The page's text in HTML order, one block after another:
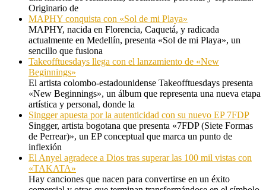
Originario de
MAPHY conquista con «Sol de mi Playa»
MAPHY, nacida en Florencia, Caquetá, y radicada
actualmente en Medellín, presenta «Sol de mi Playa», un
sencillo que fusiona
Takeofftuesdays llega con el lanzamiento de «New
Beginnings»
El artista colombo-estadounidense Takeofftuesdays presenta
«New Beginnings», un álbum que representa una nueva etapa
artística y personal, donde la
Singger apuesta por la autenticidad con su nuevo EP 7FDP
Singger, artista bogotana que presenta «7FDP (Siete Formas
de Perrear)», un EP conceptual que marca un punto de
inflexión
El Anyel agradece a Dios tras superar las 100 mil vistas con
«TAKATA»
Hay canciones que nacen para convertirse en un éxito